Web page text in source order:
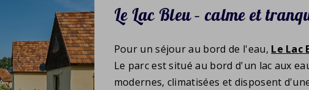
Le Lac Bleu – calme et
Pour un séjour au bord de l'eau, Le Lac
Le parc est situé au bord d'un lac aux
modernes, climatisées et disposent